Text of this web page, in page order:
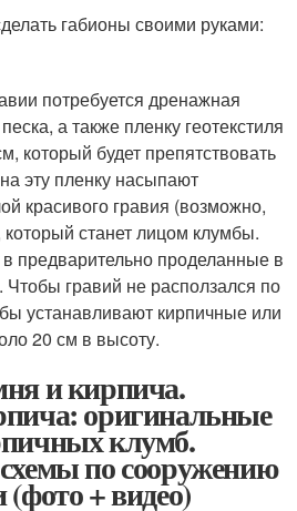
габионы своими руками:
потребуется дренажная
а также пленку геотекстиля
который будет препятствовать
эту пленку насыпают
красивого гравия (возможно,
станет лицом клумбы.
предварительно проделанные в
Чтобы гравий не расползался по
устанавливают кирпичные или
20 см в высоту.
и кирпича.
оригинальные
клумб.
по сооружению
+ видео)